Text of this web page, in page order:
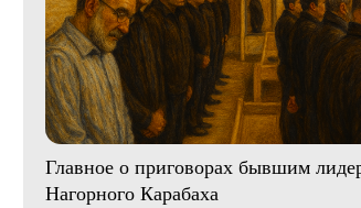
Главное о приговорах бывшим
Нагорного Карабаха